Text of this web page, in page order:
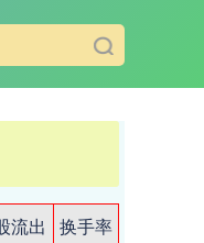
流出
换手率